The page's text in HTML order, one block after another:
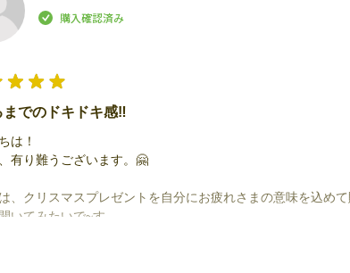
までのドキドキ感‼️
は！
有り難うございます。🤗
、クリスマスプレゼントを自分にお疲れさまの意味を込めて
いてみたいで~す。